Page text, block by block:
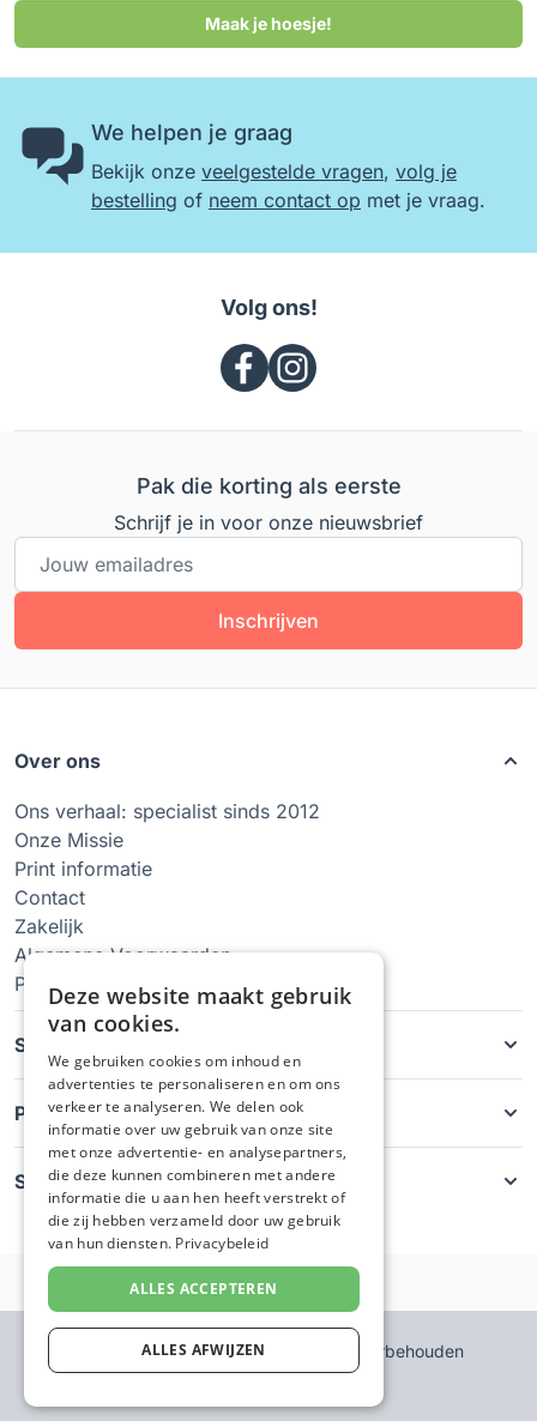
Maak je hoesje!
We helpen je graag
Bekijk onze veelgestelde vragen, volg je
bestelling of neem contact op met je vraag.
Volg ons!
Pak die korting als eerste
Schrijf je in voor onze nieuwsbrief
E-mailadres
Inschrijven
Over ons
Ons verhaal: specialist sinds 2012
Onze Missie
Print informatie
Contact
Zakelijk
Algemene Voorwaarden
Privacy Policy
Soorten hoesjes
Producten
Service
© GsmHoesjeMaken - Alle rechten voorbehouden